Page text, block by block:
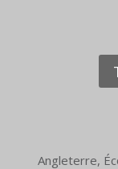
Angleterre,